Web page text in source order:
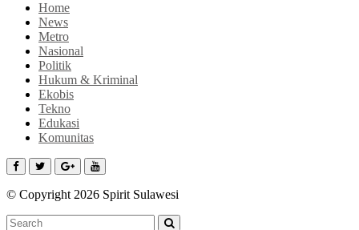
Home
News
Metro
Nasional
Politik
Hukum & Kriminal
Ekobis
Tekno
Edukasi
Komunitas
© Copyright 2026 Spirit Sulawesi